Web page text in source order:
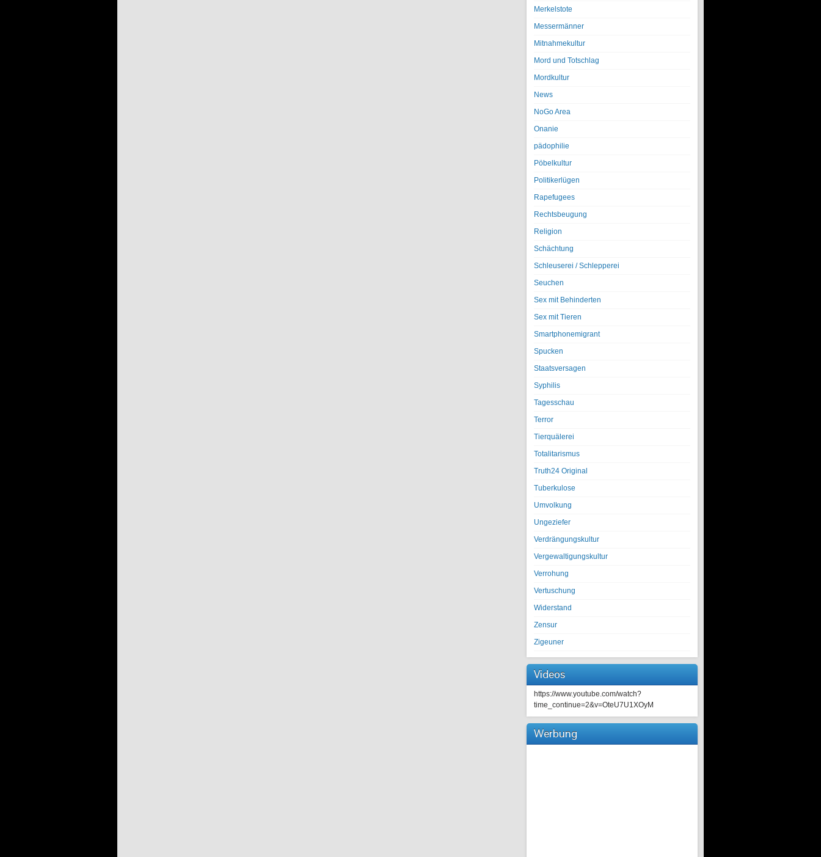
Merkelstote
Messermänner
Mitnahmekultur
Mord und Totschlag
Mordkultur
News
NoGo Area
Onanie
pädophilie
Pöbelkultur
Politikerlügen
Rapefugees
Rechtsbeugung
Religion
Schächtung
Schleuserei / Schlepperei
Seuchen
Sex mit Behinderten
Sex mit Tieren
Smartphonemigrant
Spucken
Staatsversagen
Syphilis
Tagesschau
Terror
Tierquälerei
Totalitarismus
Truth24 Original
Tuberkulose
Umvolkung
Ungeziefer
Verdrängungskultur
Vergewaltigungskultur
Verrohung
Vertuschung
Widerstand
Zensur
Zigeuner
Videos
https://www.youtube.com/watch?
time_continue=2&v=OteU7U1XOyM
Werbung